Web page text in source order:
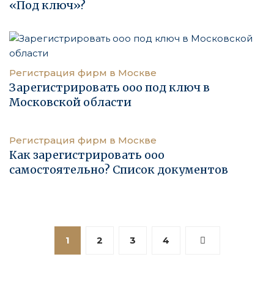
«Под ключ»?
Регистрация фирм в Москве
Зарегистрировать ооо под ключ в
Московской области
Регистрация фирм в Москве
Как зарегистрировать ооо
самостоятельно? Список документов
1 2 3 4